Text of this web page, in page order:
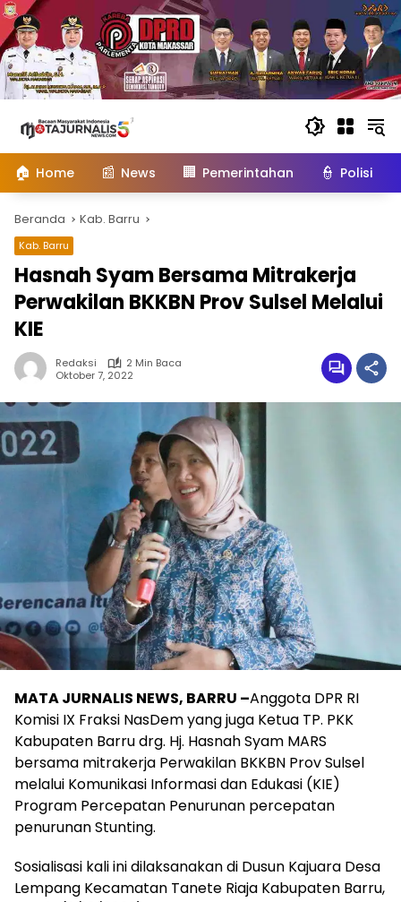
konten
🏠 Home 📰 News 🏢 Pemerintahan 👮 Polisi
Beranda Kab. Barru
Kab. Barru
Hasnah Syam Bersama Mitrakerja
Perwakilan BKKBN Prov Sulsel Melalui
KIE
Redaksi
2 Min Baca
Oktober 7, 2022
MATA JURNALIS NEWS, BARRU –Anggota DPR RI
Komisi IX Fraksi NasDem yang juga Ketua TP. PKK
Kabupaten Barru drg. Hj. Hasnah Syam MARS
bersama mitrakerja Perwakilan BKKBN Prov Sulsel
melalui Komunikasi Informasi dan Edukasi (KIE)
Program Percepatan Penurunan percepatan
penurunan Stunting.
Sosialisasi kali ini dilaksanakan di Dusun Kajuara Desa
Lempang Kecamatan Tanete Riaja Kabupaten Barru,